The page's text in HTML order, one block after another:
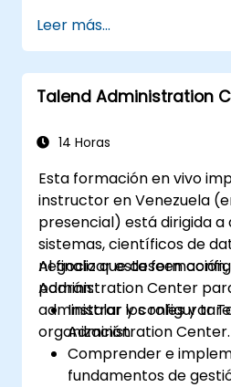
de Mule (MMC).
Leer más...
Talend Administration
14 Horas
Esta formación en vivo
instructor en Venezuela
presencial) está dirigida
sistemas, científicos de
negocio que deseen
Administration Center
administrar los roles y
organización.
Al finalizar esta
podrán:
Instalar y configurar
Administration Center.
Comprender e
fundamentos de